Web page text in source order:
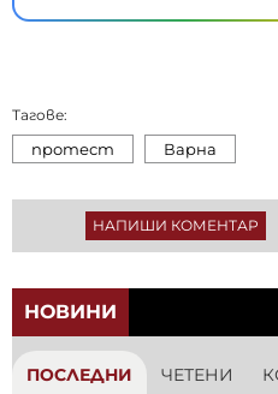
Тагове:
протест Варна
НАПИШИ КОМЕНТАР
НОВИНИ
ПОСЛЕДНИ ЧЕТЕНИ